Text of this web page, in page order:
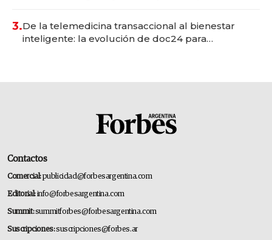
3.De la telemedicina transaccional al bienestar
inteligente: la evolución de doc24 para
Contactos
Comercial:publicidad@forbesargentina.com
Editorial:info@forbesargentina.com
Summit:summitforbes@forbesargentina.com
Suscripciones:suscripciones@forbes.ar